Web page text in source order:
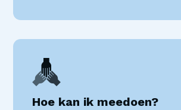
Hoe kan ik meedoen?